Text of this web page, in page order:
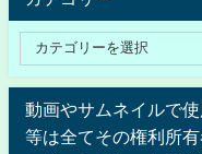
動画やサムネイルで
等は全てその権利所